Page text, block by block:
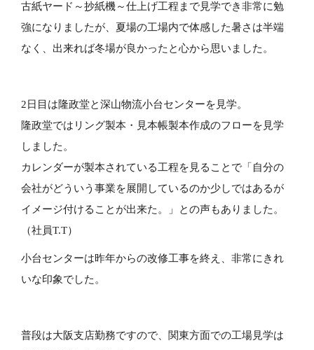
古紙ヤード～抄紙機～仕上げ工程まで見学でき非常に勉
強になりましたが、夏場の工場内で体感した暑さは半端
なく、出来れば冬場が良かったと心から思いました。
2日目は隆政堂と深山物流小台センターを見学。
隆政堂ではリング製本・見本帳製本作成のフローを見学
しました。
カレンダーが製本されている工程を見ることで「自分の
会社がどういう事業を展開しているのか少しではあるが
イメージ付けることが出来た。」との声もありました。
（社員T.T）
小台センターは昨年からの改修工事を終え、非常にきれ
いな印象でした。
普段は大阪支店勤務ですので、関東方面での工場見学は